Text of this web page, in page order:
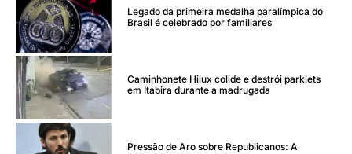
Legado da primeira medalha paralímpica do
Brasil é celebrado por familiares
Caminhonete Hilux colide e destrói parklets
em Itabira durante a madrugada
Pressão de Aro sobre Republicanos: A